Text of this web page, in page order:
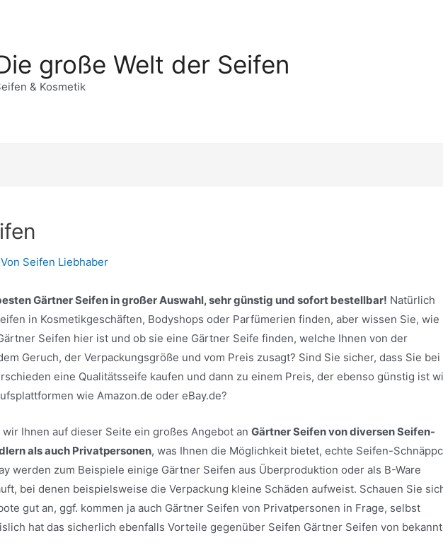
große Welt der Seifen
& Kosmetik
Seifen Liebhaber
Gärtner Seifen in großer Auswahl, sehr günstig und sofort bestellbar! Natürlich
in Kosmetikgeschäften, Bodyshops oder Parfümerien finden, aber wissen Sie, wie
Seifen hier ist und ob sie eine Gärtner Seife finden, welche Ihnen von der
Geruch, der Verpackungsgröße und vom Preis zusagt? Sind Sie sicher, dass Sie bei
eine Qualitätsseife kaufen und dann zu einem Preis, der ebenso günstig ist
wie Amazon.de oder eBay.de?
Ihnen auf dieser Seite ein großes Angebot an Gärtner Seifen von diversen Seifen-
als auch Privatpersonen, was Ihnen die Möglichkeit bietet, echte Seifen-
werden zum Beispiele einige Gärtner Seifen aus Überproduktion oder als B-Ware
bei denen beispielsweise die Verpackung kleine Schäden aufweist. Schauen Sie
gut an, ggf. kommen ja auch Gärtner Seifen von Privatpersonen in Frage, selbst
hat das sicherlich ebenfalls Vorteile gegenüber Seifen Gärtner Seifen von